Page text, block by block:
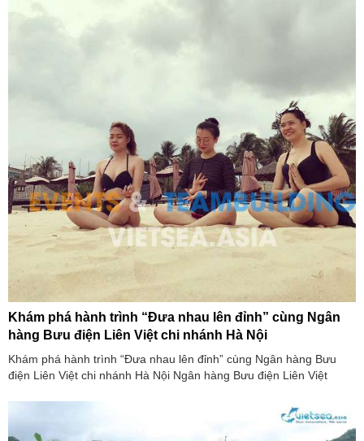
Khám phá hành trình “Đưa nhau lên đỉnh” cùng Ngân
hàng Bưu điện Liên Việt chi nhánh Hà Nội
Khám phá hành trình “Đưa nhau lên đỉnh” cùng Ngân hàng Bưu
điện Liên Việt chi nhánh Hà Nội Ngân hàng Bưu điện Liên Việt